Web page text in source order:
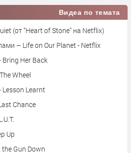
Видеа по темата
(от "Heart of Stone" на Netflix)
– Life on Our Planet - Netflix
Her Back
Wheel
Learnt
Chance
Up
Gun Down